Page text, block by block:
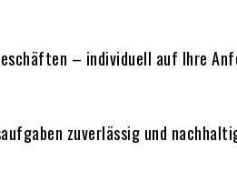
– individuell auf Ihre
zuverlässig und